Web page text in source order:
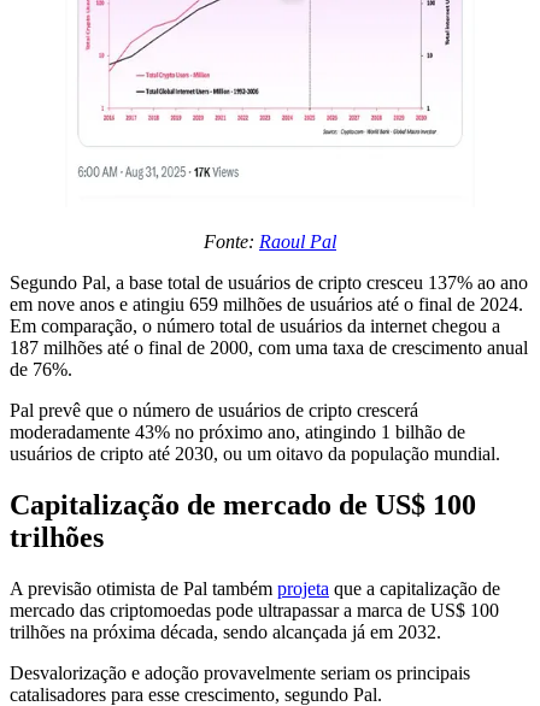
Fonte: Raoul Pal
Segundo Pal, a base total de usuários de cripto cresceu 137% ao ano
em nove anos e atingiu 659 milhões de usuários até o final de 2024.
Em comparação, o número total de usuários da internet chegou a
187 milhões até o final de 2000, com uma taxa de crescimento anual
de 76%.
Pal prevê que o número de usuários de cripto crescerá
moderadamente 43% no próximo ano, atingindo 1 bilhão de
usuários de cripto até 2030, ou um oitavo da população mundial.
Capitalização de mercado de US$ 100
trilhões
A previsão otimista de Pal também projeta que a capitalização de
mercado das criptomoedas pode ultrapassar a marca de US$ 100
trilhões na próxima década, sendo alcançada já em 2032.
Desvalorização e adoção provavelmente seriam os principais
catalisadores para esse crescimento, segundo Pal.